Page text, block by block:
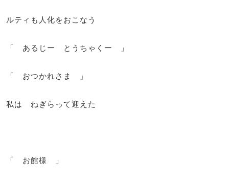
ルティも人化をおこなう
「 あるじー とうちゃくー 」
「 おつかれさま 」
私は ねぎらって迎えた
「 お館様 」